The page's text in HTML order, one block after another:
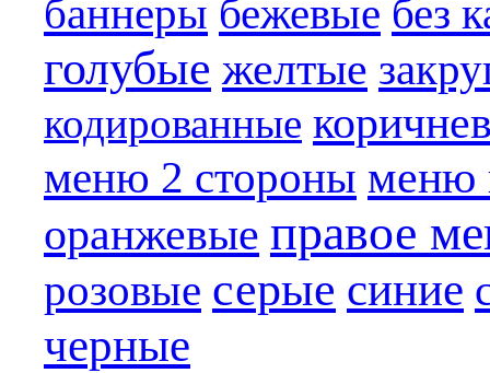
баннеры бежевые без
голубые желтые
кодированные
меню 2 стороны меню
оранжевые правое
розовые серые синие
черные